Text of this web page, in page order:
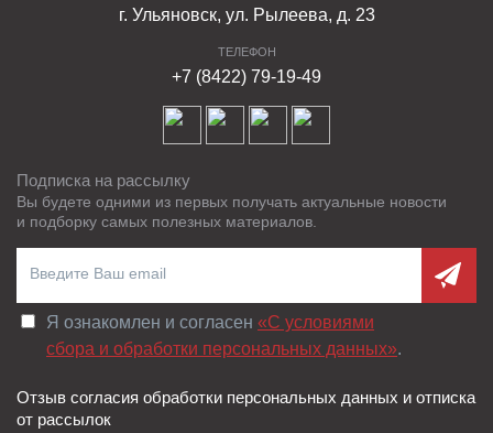
г. Ульяновск, ул. Рылеева, д. 23
ТЕЛЕФОН
+7 (8422) 79-19-49
Подписка на рассылку
Вы будете одними из первых получать актуальные новости
и подборку самых полезных материалов.
Я ознакомлен и согласен «C условиями
сбора и обработки персональных данных».
Отзыв согласия обработки персональных данных и отписка
от рассылок